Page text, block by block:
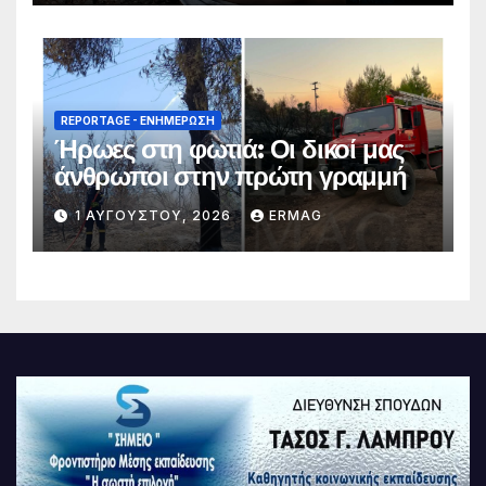
REPORTAGE - EΝΗΜΈΡΩΣΗ
Ήρωες στη φωτιά: Οι δικοί μας
άνθρωποι στην πρώτη γραμμή
1 ΑΥΓΟΎΣΤΟΥ, 2026 ERMAG